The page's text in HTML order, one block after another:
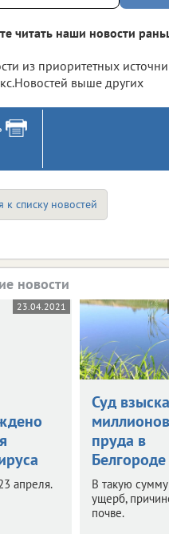
читать наши новости
из приоритетных
выше других
к списку новостей
новости
23.04.2021
апреля.
Суд
пруда в
Белгороде
В такую
ущерб,
почве.